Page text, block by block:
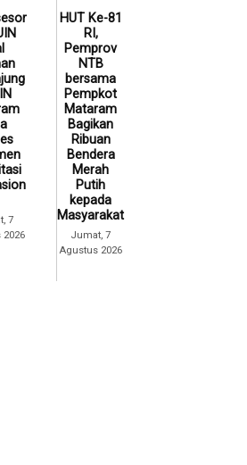
7
HUT Ke-81
RI,
Pemprov
NTB
bersama
Pempkot
Mataram
Bagikan
Ribuan
Bendera
Merah
Putih
kepada
Masyarakat
Jumat, 7
Agustus 2026